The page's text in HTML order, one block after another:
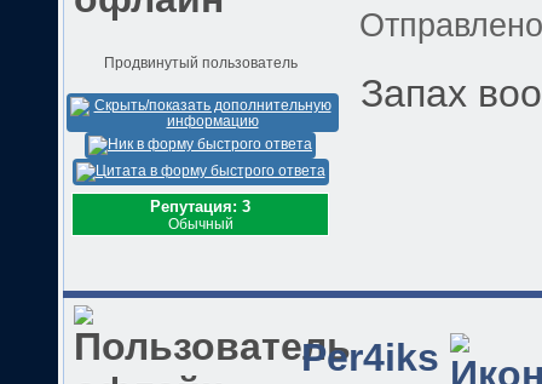
Продвинутый пользователь
Репутация: 3
Обычный
Запах
Per4iks